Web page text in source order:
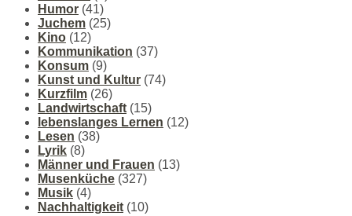
Humor (41)
Juchem (25)
Kino (12)
Kommunikation (37)
Konsum (9)
Kunst und Kultur (74)
Kurzfilm (26)
Landwirtschaft (15)
lebenslanges Lernen (12)
Lesen (38)
Lyrik (8)
Männer und Frauen (13)
Musenküche (327)
Musik (4)
Nachhaltigkeit (10)